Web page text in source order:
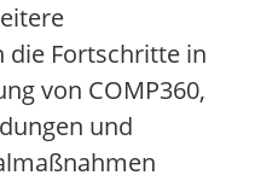
die Fortschritte in
von COMP360,
und